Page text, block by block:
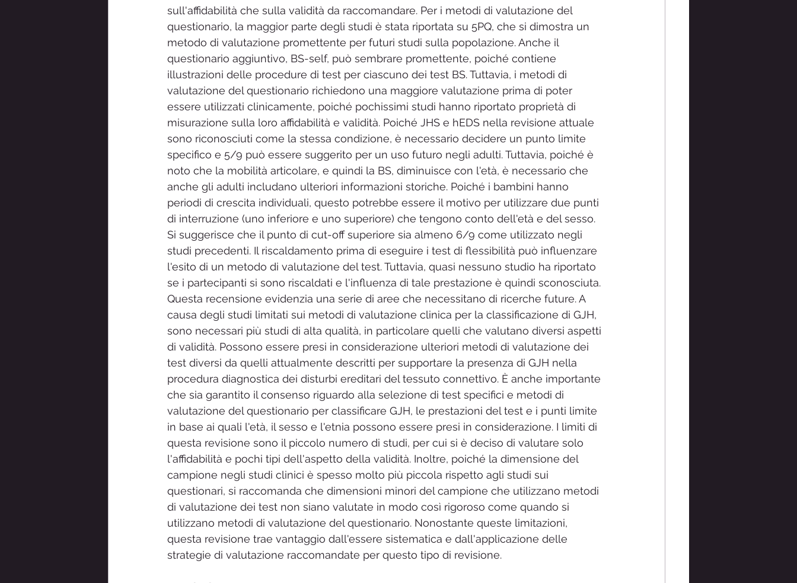
sull'affidabilità che sulla validità da raccomandare. Per i metodi di valutazione del
questionario, la maggior parte degli studi è stata riportata su 5PQ, che si dimostra un
metodo di valutazione promettente per futuri studi sulla popolazione. Anche il
questionario aggiuntivo, BS-self, può sembrare promettente, poiché contiene
illustrazioni delle procedure di test per ciascuno dei test BS. Tuttavia, i metodi di
valutazione del questionario richiedono una maggiore valutazione prima di poter
essere utilizzati clinicamente, poiché pochissimi studi hanno riportato proprietà di
misurazione sulla loro affidabilità e validità. Poiché JHS e hEDS nella revisione attuale
sono riconosciuti come la stessa condizione, è necessario decidere un punto limite
specifico e 5/9 può essere suggerito per un uso futuro negli adulti. Tuttavia, poiché è
noto che la mobilità articolare, e quindi la BS, diminuisce con l'età, è necessario che
anche gli adulti includano ulteriori informazioni storiche. Poiché i bambini hanno
periodi di crescita individuali, questo potrebbe essere il motivo per utilizzare due punti
di interruzione (uno inferiore e uno superiore) che tengono conto dell'età e del sesso.
Si suggerisce che il punto di cut-off superiore sia almeno 6/9 come utilizzato negli
studi precedenti. Il riscaldamento prima di eseguire i test di flessibilità può influenzare
l'esito di un metodo di valutazione del test. Tuttavia, quasi nessuno studio ha riportato
se i partecipanti si sono riscaldati e l'influenza di tale prestazione è quindi sconosciuta.
Questa recensione evidenzia una serie di aree che necessitano di ricerche future. A
causa degli studi limitati sui metodi di valutazione clinica per la classificazione di GJH,
sono necessari più studi di alta qualità, in particolare quelli che valutano diversi aspetti
di validità. Possono essere presi in considerazione ulteriori metodi di valutazione dei
test diversi da quelli attualmente descritti per supportare la presenza di GJH nella
procedura diagnostica dei disturbi ereditari del tessuto connettivo. È anche importante
che sia garantito il consenso riguardo alla selezione di test specifici e metodi di
valutazione del questionario per classificare GJH, le prestazioni del test e i punti limite
in base ai quali l'età, il sesso e l'etnia possono essere presi in considerazione. I limiti di
questa revisione sono il piccolo numero di studi, per cui si è deciso di valutare solo
l'affidabilità e pochi tipi dell'aspetto della validità. Inoltre, poiché la dimensione del
campione negli studi clinici è spesso molto più piccola rispetto agli studi sui
questionari, si raccomanda che dimensioni minori del campione che utilizzano metodi
di valutazione dei test non siano valutate in modo così rigoroso come quando si
utilizzano metodi di valutazione del questionario. Nonostante queste limitazioni,
questa revisione trae vantaggio dall'essere sistematica e dall'applicazione delle
strategie di valutazione raccomandate per questo tipo di revisione.